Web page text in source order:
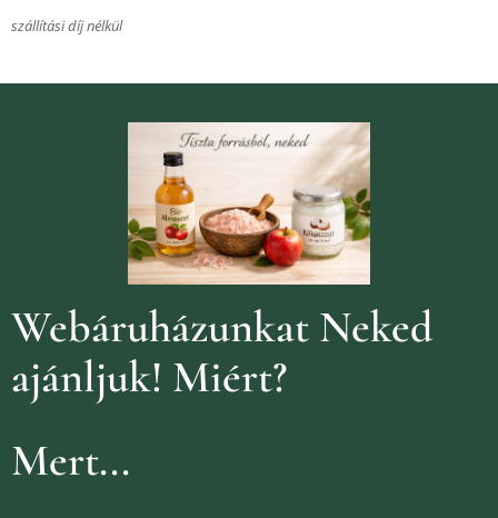
szállítási díj nélkül
Webáruházunkat Neked
ajánljuk! Miért?
Mert...